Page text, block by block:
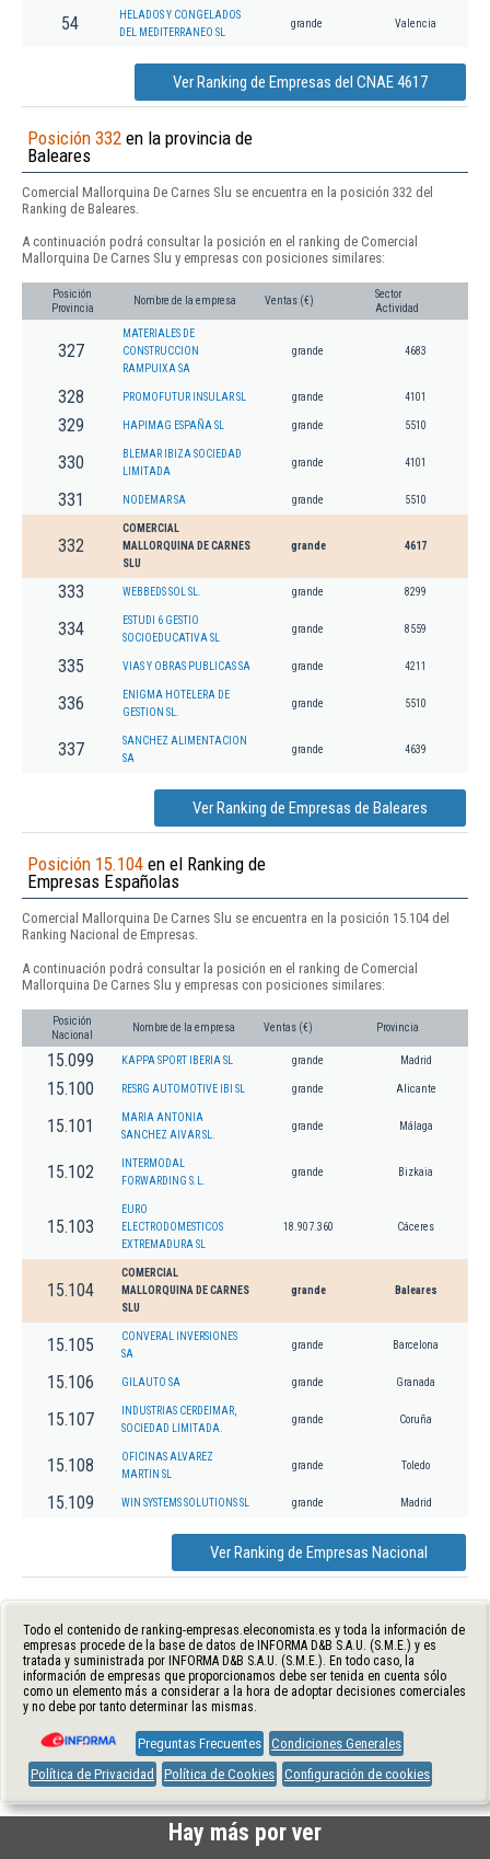
54
HELADOS Y CONGELADOS
DEL MEDITERRANEO SL
grande Valencia
Ver Ranking de Empresas del CNAE 4617
Posición 332 en la provincia de
Baleares
Comercial Mallorquina De Carnes Slu se encuentra en la posición 332 del
Ranking de Baleares.
A continuación podrá consultar la posición en el ranking de Comercial
Mallorquina De Carnes Slu y empresas con posiciones similares:
Posición
Provincia
Nombre de la empresa Ventas (€)
Sector
Actividad
327
MATERIALES DE
CONSTRUCCION
RAMPUIXA SA
grande 4683
328 PROMOFUTUR INSULAR SL grande 4101
329 HAPIMAG ESPAÑA SL grande 5510
330
BLEMAR IBIZA SOCIEDAD
LIMITADA
grande 4101
331 NODEMAR SA grande 5510
332
COMERCIAL
MALLORQUINA DE CARNES
SLU
grande 4617
333 WEBBEDS SOL SL. grande 8299
334
ESTUDI 6 GESTIO
SOCIOEDUCATIVA SL
grande 8559
335 VIAS Y OBRAS PUBLICAS SA grande 4211
336
ENIGMA HOTELERA DE
GESTION SL.
grande 5510
337
SANCHEZ ALIMENTACION
SA
grande 4639
Ver Ranking de Empresas de Baleares
Posición 15.104 en el Ranking de
Empresas Españolas
Comercial Mallorquina De Carnes Slu se encuentra en la posición 15.104 del
Ranking Nacional de Empresas.
A continuación podrá consultar la posición en el ranking de Comercial
Mallorquina De Carnes Slu y empresas con posiciones similares:
Posición
Nacional
Nombre de la empresa Ventas (€) Provincia
15.099 KAPPA SPORT IBERIA SL grande Madrid
15.100 RESRG AUTOMOTIVE IBI SL grande Alicante
15.101
MARIA ANTONIA
SANCHEZ AIVAR SL.
grande Málaga
15.102
INTERMODAL
FORWARDING S.L.
grande Bizkaia
15.103
EURO
ELECTRODOMESTICOS
EXTREMADURA SL
18.907.360 Cáceres
15.104
COMERCIAL
MALLORQUINA DE CARNES
SLU
grande Baleares
15.105
CONVERAL INVERSIONES
SA
grande Barcelona
15.106 GILAUTO SA grande Granada
15.107
INDUSTRIAS CERDEIMAR,
SOCIEDAD LIMITADA.
grande Coruña
15.108
OFICINAS ALVAREZ
MARTIN SL
grande Toledo
15.109 WIN SYSTEMS SOLUTIONS SL grande Madrid
Ver Ranking de Empresas Nacional
Todo el contenido de ranking-empresas.eleconomista.es y toda la información de
empresas procede de la base de datos de INFORMA D&B S.A.U. (S.M.E.) y es
tratada y suministrada por INFORMA D&B S.A.U. (S.M.E.). En todo caso, la
información de empresas que proporcionamos debe ser tenida en cuenta sólo
como un elemento más a considerar a la hora de adoptar decisiones comerciales
y no debe por tanto determinar las mismas.
Preguntas Frecuentes Condiciones Generales
Política de Privacidad
Política de Cookies Configuración de cookies
Hay más por ver